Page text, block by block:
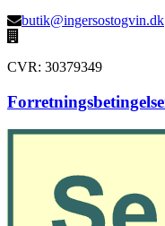
butik@ingersostogvin.dk
CVR: 30379349